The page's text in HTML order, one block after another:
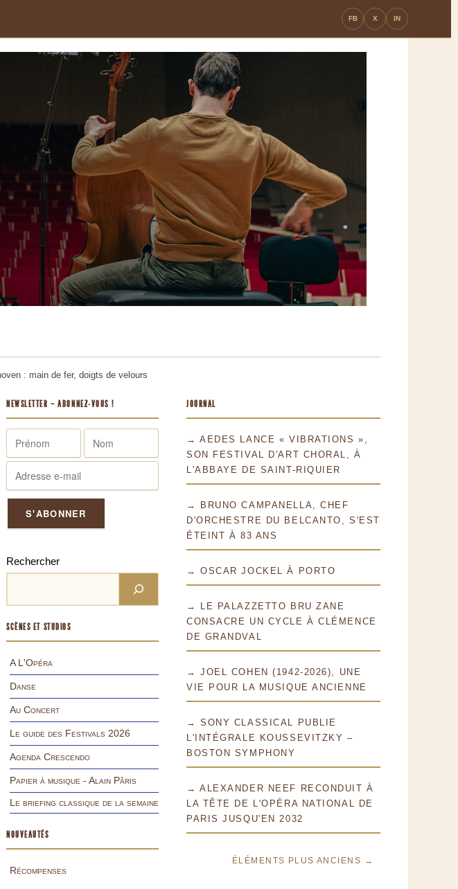
FB X IN
: main de fer, doigts de velours
NEWSLETTER – ABONNEZ-VOUS !
Rechercher
SCÈNES ET STUDIOS
A L'Opéra
Danse
Au Concert
Le guide des Festivals 2026
Agenda Crescendo
Papier à musique - Alain Pâris
Le briefing classique de la semaine
NOUVEAUTÉS
Récompenses
JOURNAL
→ AEDES LANCE « VIBRATIONS »,
SON FESTIVAL D'ART CHORAL, À
L'ABBAYE DE SAINT-RIQUIER
→ BRUNO CAMPANELLA, CHEF
D'ORCHESTRE DU BELCANTO, S'EST
ÉTEINT À 83 ANS
→ OSCAR JOCKEL À PORTO
→ LE PALAZZETTO BRU ZANE
CONSACRE UN CYCLE À CLÉMENCE
DE GRANDVAL
→ JOEL COHEN (1942-2026), UNE
VIE POUR LA MUSIQUE ANCIENNE
→ SONY CLASSICAL PUBLIE
L'INTÉGRALE KOUSSEVITZKY –
BOSTON SYMPHONY
→ ALEXANDER NEEF RECONDUIT À
LA TÊTE DE L'OPÉRA NATIONAL DE
PARIS JUSQU'EN 2032
ÉLÉMENTS PLUS ANCIENS →